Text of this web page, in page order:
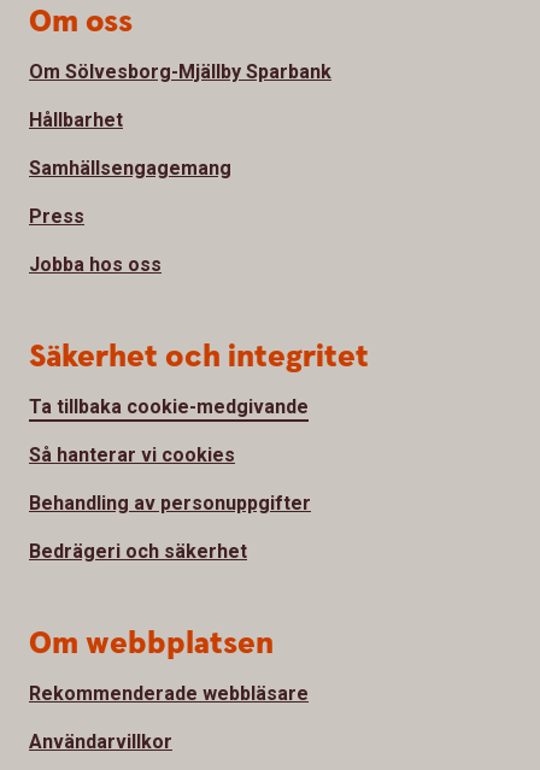
Om oss
Om Sölvesborg-Mjällby Sparbank
Hållbarhet
Samhällsengagemang
Press
Jobba hos oss
Säkerhet och integritet
Ta tillbaka cookie-medgivande
Så hanterar vi cookies
Behandling av personuppgifter
Bedrägeri och säkerhet
Om webbplatsen
Rekommenderade webbläsare
Användarvillkor